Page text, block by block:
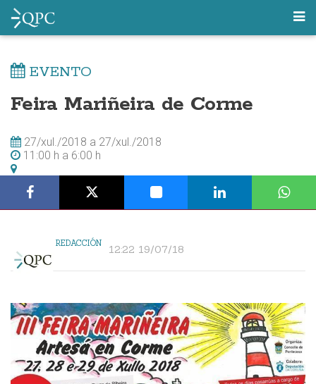
EVENTO
Feira Mariñeira de Corme
27/xul./2018 a 27/xul./2018
11:00 h a 6:00 h
REDACCIÓN 12:22 19/07/18